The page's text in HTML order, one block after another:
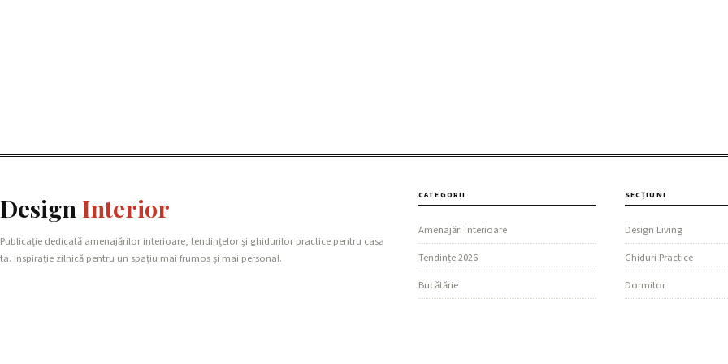
Design Interior
Publicație dedicată amenajărilor interioare, tendințelor și ghidurilor practice pentru casa
ta. Inspirație zilnică pentru un spațiu mai frumos și mai personal.
CATEGORII
Amenajări Interioare
Tendințe 2026
Bucătărie
SECȚIUNI
Design Living
Ghiduri Practice
Dormitor